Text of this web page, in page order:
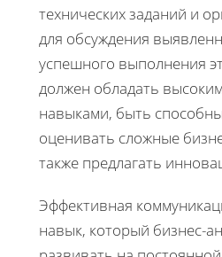
технических заданий и
для обсуждения
успешного выполнения
должен обладать
навыками, быть
оценивать сложные
также предлагать
Эффективная
навык, который бизнес-